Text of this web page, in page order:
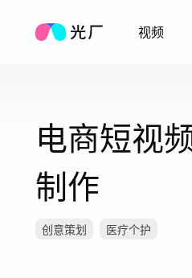
视频
电商短视
制作
创意策划 医疗个护